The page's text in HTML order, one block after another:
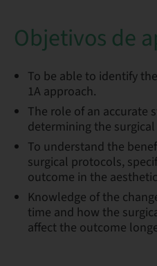
Objetivos de
To be able to identify
1A approach.
The role of an accurate
determining the
To understand the
surgical protocols,
outcome in the
Knowledge of the
time and how the
affect the outcome